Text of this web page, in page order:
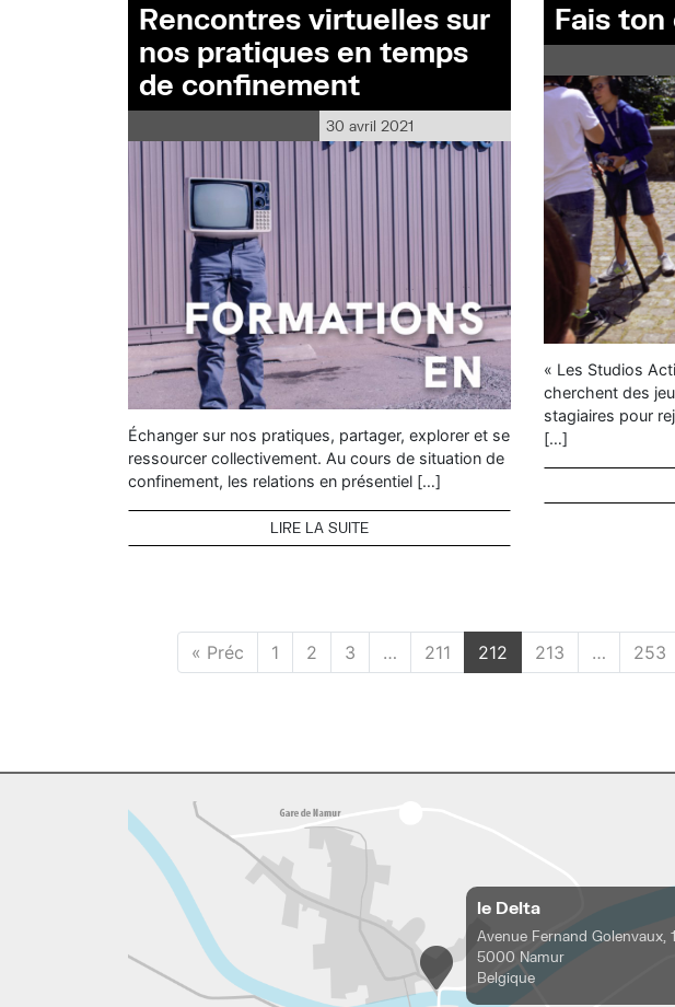
Rencontres virtuelles sur
nos pratiques en temps
de confinement
30 avril 2021
Échanger sur nos pratiques, partager, explorer et se
ressourcer collectivement. Au cours de situation de
confinement, les relations en présentiel […]
LIRE LA SUITE
Fais ton
« Les Studios
cherchent des
stagiaires pour
[…]
« Préc 1 2 3 … 211 212 213 … 253
le Delta
Avenue Fernand Golenvaux,
5000 Namur
Belgique